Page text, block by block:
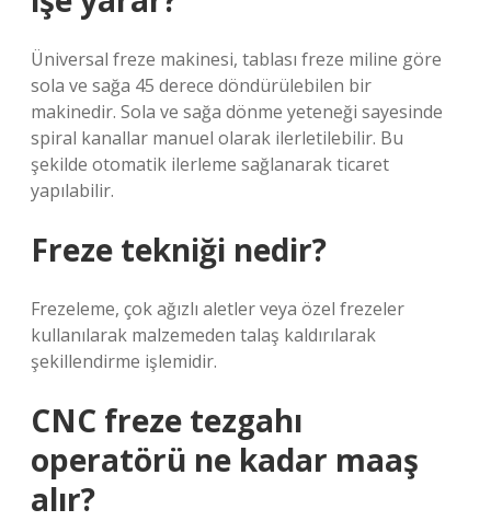
Üniversal freze makinesi, tablası freze miline göre
sola ve sağa 45 derece döndürülebilen bir
makinedir. Sola ve sağa dönme yeteneği sayesinde
spiral kanallar manuel olarak ilerletilebilir. Bu
şekilde otomatik ilerleme sağlanarak ticaret
yapılabilir.
Freze tekniği nedir?
Frezeleme, çok ağızlı aletler veya özel frezeler
kullanılarak malzemeden talaş kaldırılarak
şekillendirme işlemidir.
CNC freze tezgahı
operatörü ne kadar maaş
alır?